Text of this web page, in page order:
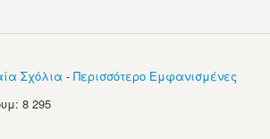
Σχόλια - Περισσότερο Εμφανισμένες
8 295